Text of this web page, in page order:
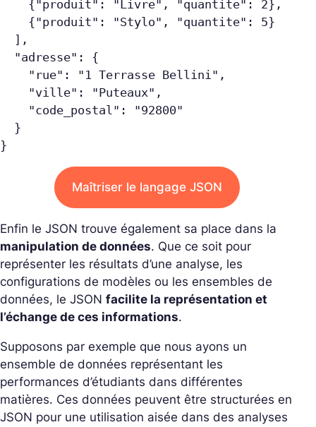
{"produit": "Livre", "quantite": 2},
{"produit": "Stylo", "quantite": 5}
],
"adresse": {
"rue": "1 Terrasse Bellini",
"ville": "Puteaux",
"code_postal": "92800"
}
}
Maîtriser le langage JSON
Enfin le JSON trouve également sa place dans la
manipulation de données. Que ce soit pour
représenter les résultats d’une analyse, les
configurations de modèles ou les ensembles de
données, le JSON facilite la représentation et
l’échange de ces informations.
Supposons par exemple que nous ayons un
ensemble de données représentant les
performances d’étudiants dans différentes
matières. Ces données peuvent être structurées en
JSON pour une utilisation aisée dans des analyses